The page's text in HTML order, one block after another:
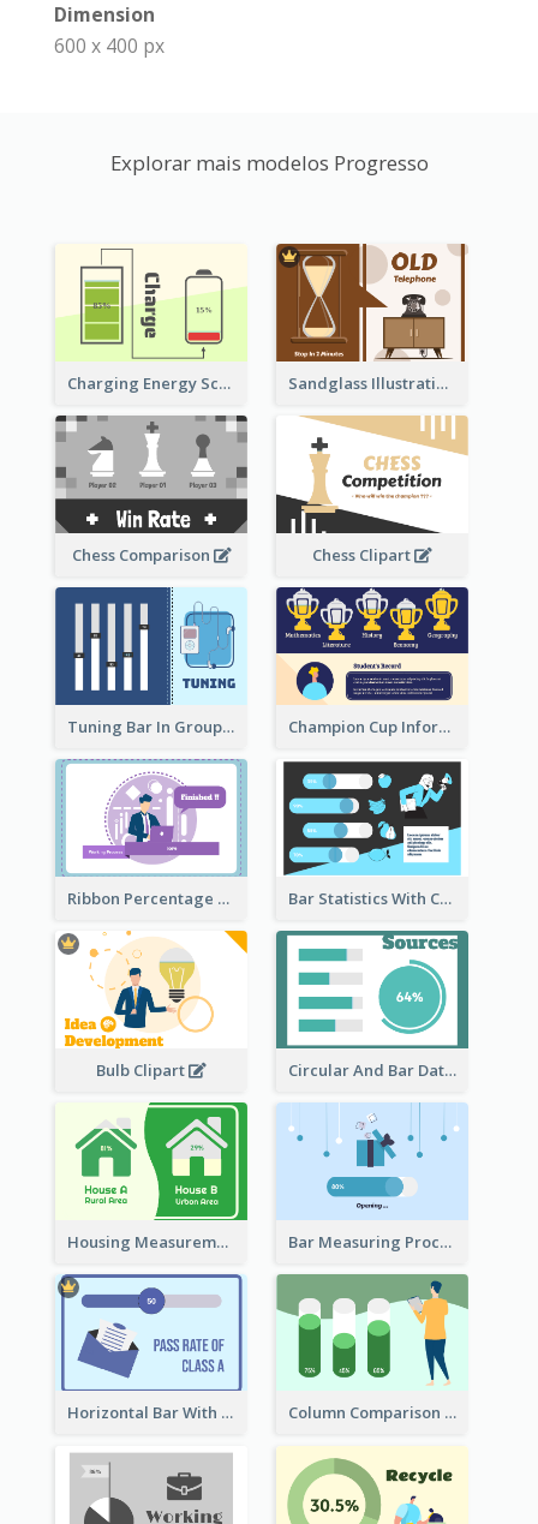
Dimension
600 x 400 px
Explorar mais modelos Progresso
Charging Energy Schematic Diagram Sandglass Illustration About Telephone
Chess Comparison Chess Clipart
Tuning Bar In Groups Champion Cup Informative Record
Ribbon Percentage Measurement Bar Statistics With Comparison
Bulb Clipart Circular And Bar Data
Housing Measurement Comparison Bar Measuring Process
Horizontal Bar With Button Column Comparison Record